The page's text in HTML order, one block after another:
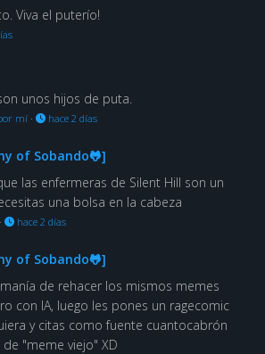
Viva el puterío!
unos hijos de puta.
mí· hace 2 días
of Sobando🐸]
las enfermeras de Silent Hill son un
una bolsa en la cabeza
hace 2 días
of Sobando🐸]
de rehacer los mismos memes
con IA, luego les pones un ragecomic
y citas como fuente cuantocabrón
"meme viejo" XD